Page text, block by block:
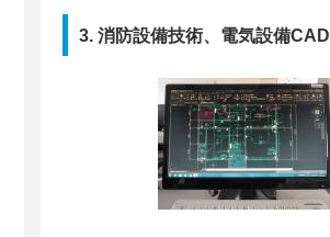
3. 消防設備技術、電気設備CAD